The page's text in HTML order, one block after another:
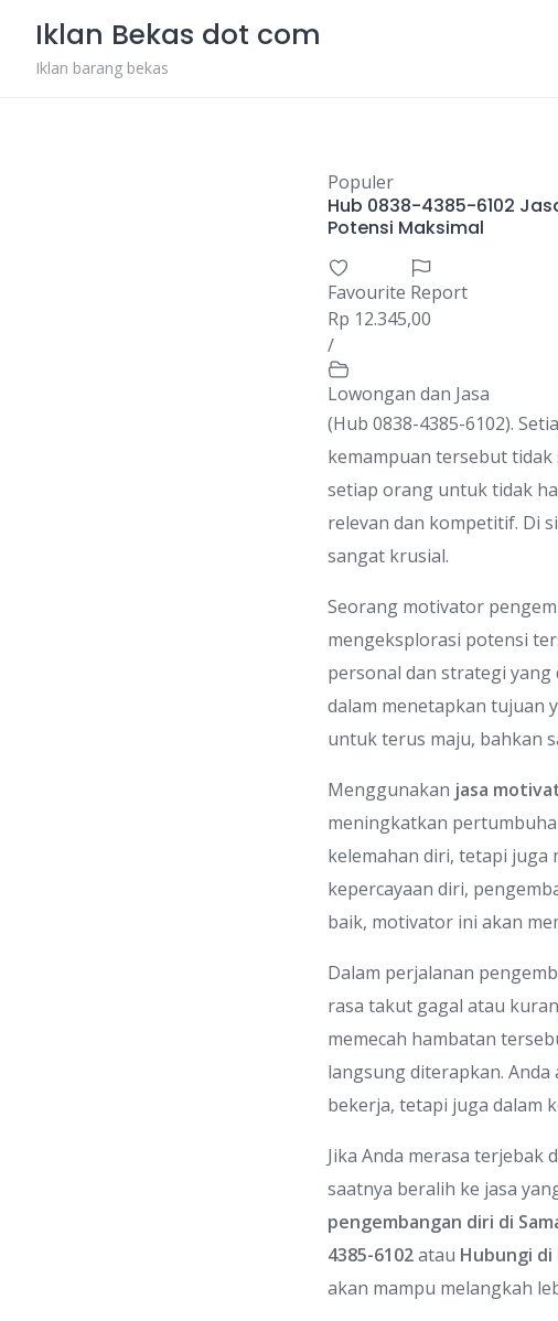
content
Iklan Bekas dot com
Iklan barang bekas
Populer
Hub 0838-4385-6102
Potensi Maksimal
Favourite Report
Rp 12.345,00
/
Lowongan dan Jasa
(Hub 0838-4385-6102).
kemampuan tersebut
setiap orang untuk tidak
relevan dan kompetitif. Di
sangat krusial.
Seorang motivator
mengeksplorasi potensi
personal dan strategi
dalam menetapkan tujuan
untuk terus maju, bahkan
Menggunakan jasa
meningkatkan
kelemahan diri, tetapi
kepercayaan diri,
baik, motivator ini akan
Dalam perjalanan
rasa takut gagal atau
memecah hambatan
langsung diterapkan.
bekerja, tetapi juga dalam
Jika Anda merasa
saatnya beralih ke jasa
pengembangan diri di
4385-6102atau Hubungi di
akan mampu melangkah